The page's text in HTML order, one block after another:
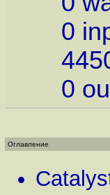
0
4450
0
Оглавление